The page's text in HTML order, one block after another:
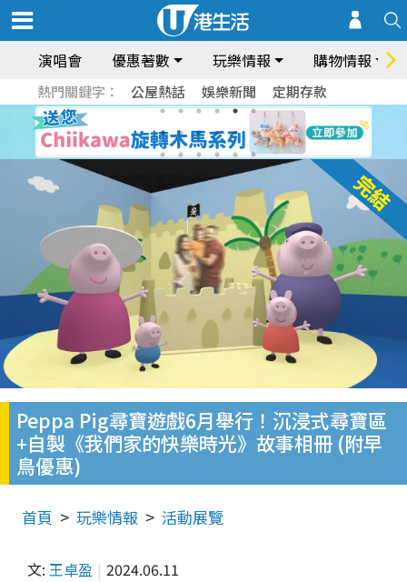
演唱會 優惠著數 玩樂情報 購物情報
熱門關鍵字： 公屋熱話 娛樂新聞 定期存款
Peppa Pig尋寶遊戲6月舉行！沉浸式尋寶區
+自製《我們家的快樂時光》故事相冊 (附早
鳥優惠)
首頁 玩樂情報 活動展覽
文: 王卓盈 2024.06.11